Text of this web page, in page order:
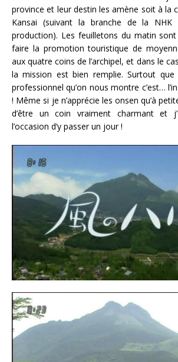
province et leur destin les amène soit à la
Kansai (suivant la branche de la NHK
production). Les feuilletons du matin sont
faire la promotion touristique de
aux quatre coins de l’archipel, et dans le
la mission est bien remplie. Surtout que
professionnel qu’on nous montre c’est…
! Même si je n’apprécie les onsen qu’à
d’être un coin vraiment charmant et
l’occasion d’y passer un jour !